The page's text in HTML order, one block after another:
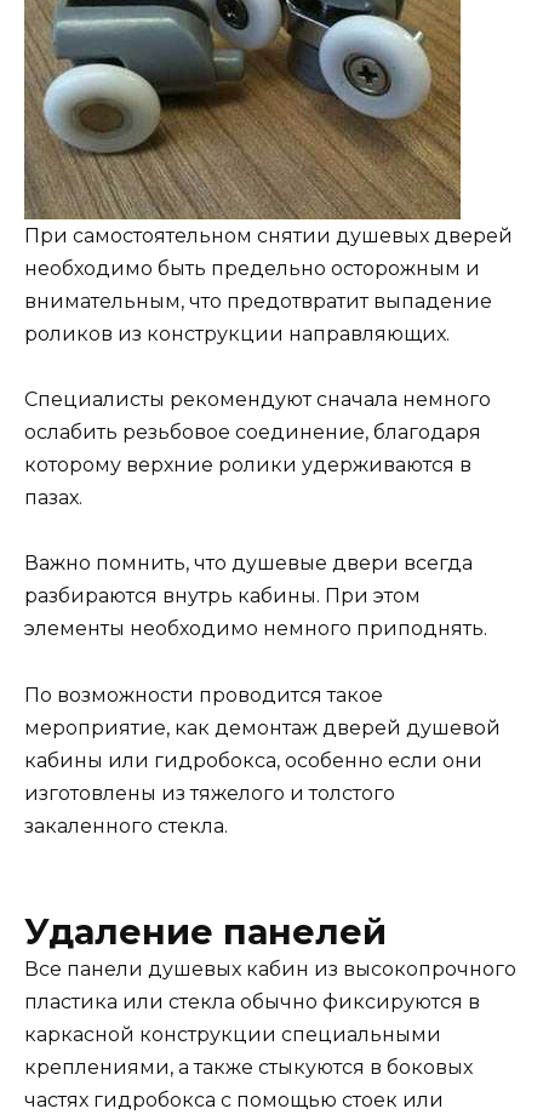
При самостоятельном снятии душевых дверей
необходимо быть предельно осторожным и
внимательным, что предотвратит выпадение
роликов из конструкции направляющих.
Специалисты рекомендуют сначала немного
ослабить резьбовое соединение, благодаря
которому верхние ролики удерживаются в
пазах.
Важно помнить, что душевые двери всегда
разбираются внутрь кабины. При этом
элементы необходимо немного приподнять.
По возможности проводится такое
мероприятие, как демонтаж дверей душевой
кабины или гидробокса, особенно если они
изготовлены из тяжелого и толстого
закаленного стекла.
Удаление панелей
Все панели душевых кабин из высокопрочного
пластика или стекла обычно фиксируются в
каркасной конструкции специальными
креплениями, а также стыкуются в боковых
частях гидробокса с помощью стоек или